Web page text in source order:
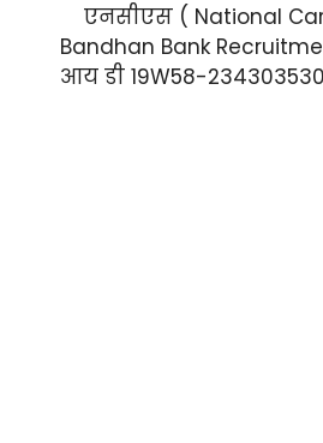
एनसीएस ( National
Bandhan Bank
आय डी 19W58-